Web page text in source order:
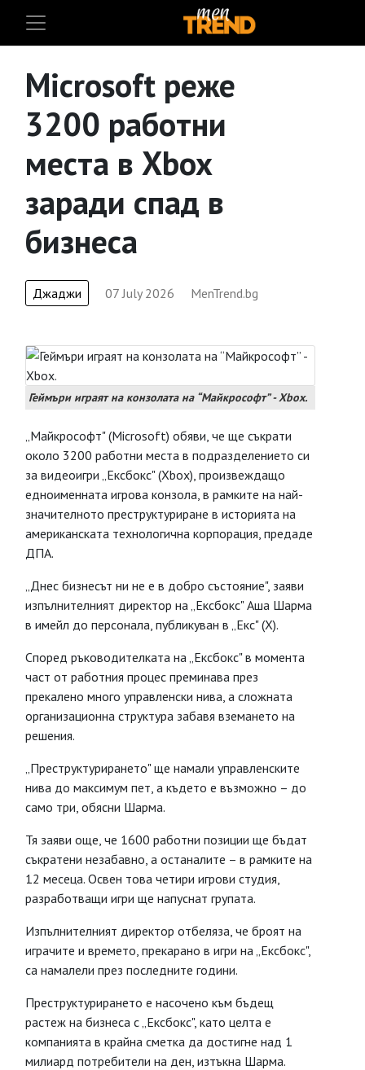
Microsoft реже
3200 работни
места в Xbox
заради спад в
бизнеса
Джаджи 07 July 2026 MenTrend.bg
Геймъри играят на конзолата на “Майкрософт” - Xbox.
„Майкрософт" (Microsoft) обяви, че ще съкрати
около 3200 работни места в подразделението си
за видеоигри „Ексбокс" (Xbox), произвеждащо
едноименната игрова конзола, в рамките на най-
значителното преструктуриране в историята на
американската технологична корпорация, предаде
ДПА.
„Днес бизнесът ни не е в добро състояние", заяви
изпълнителният директор на „Ексбокс" Аша Шарма
в имейл до персонала, публикуван в „Екс" (X).
Според ръководителката на „Ексбокс" в момента
част от работния процес преминава през
прекалено много управленски нива, а сложната
организационна структура забавя вземането на
решения.
„Преструктурирането" ще намали управленските
нива до максимум пет, а където е възможно – до
само три, обясни Шарма.
Тя заяви още, че 1600 работни позиции ще бъдат
съкратени незабавно, а останалите – в рамките на
12 месеца. Освен това четири игрови студия,
разработващи игри ще напуснат групата.
Изпълнителният директор отбеляза, че броят на
играчите и времето, прекарано в игри на „Ексбокс",
са намалели през последните години.
Преструктурирането е насочено към бъдещ
растеж на бизнеса с „Ексбокс", като целта е
компанията в крайна сметка да достигне над 1
милиард потребители на ден, изтъкна Шарма.